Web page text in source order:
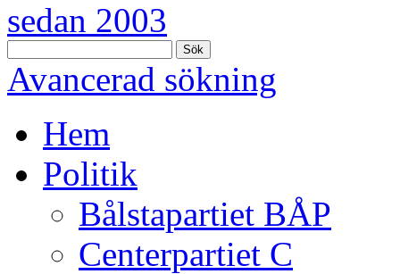
Sök
Avancerad sökning
Hem
Politik
Bålstapartiet BÅP
Centerpartiet C